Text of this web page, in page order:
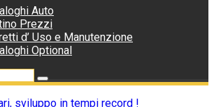
Auto
Prezzi
d’ Uso e Manutenzione
Optional